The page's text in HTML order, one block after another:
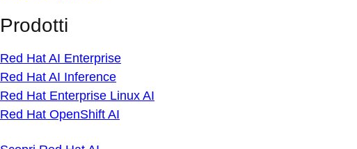
Prodotti
Red Hat AI Enterprise
Red Hat AI Inference
Red Hat Enterprise Linux AI
Red Hat OpenShift AI